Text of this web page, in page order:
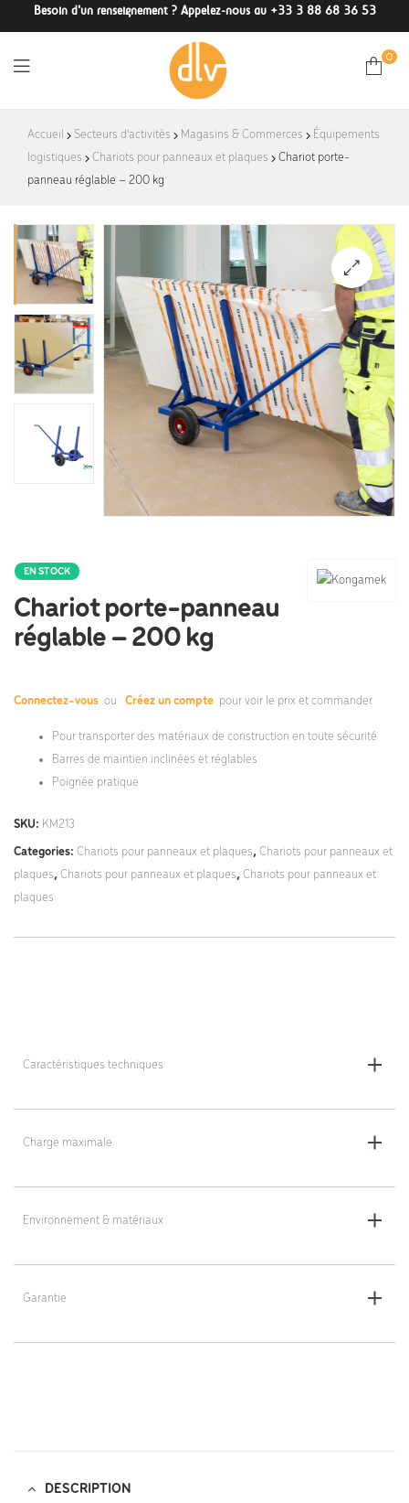
Besoin d'un renseignement ? Appelez-nous au +33 3 88 68 36 53
DLV-
France
0
Accueil Secteurs d'activités Magasins & Commerces
Équipements
logistiques
Chariots pour panneaux et plaques
Chariot porte-
panneau réglable – 200 kg
EN STOCK
Chariot porte-panneau
réglable – 200 kg
Connectez-vous ou Créez un compte pour voir le prix et commander.
Pour transporter des matériaux de construction en toute sécurité
Barres de maintien inclinées et réglables
Poignée pratique
SKU: KM213
Categories: Chariots pour panneaux et plaques, Chariots pour panneaux et
plaques, Chariots pour panneaux et plaques, Chariots pour panneaux et
plaques
Caractéristiques techniques
Dimensions totales (L x l x H) : 1600 x 600 x 800 mm
Poids : 15 kg
Charge maximale
200 kg
Environnement & matériaux
Matériau : acier
Garantie
5 ans
DESCRIPTION